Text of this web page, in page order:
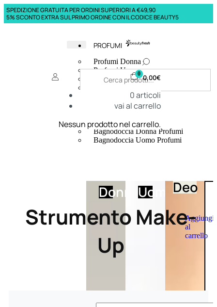
SPEDIZIONE GRATUITA PER ORDINI SUPERIORI A €49,90
5% SCONTO EXTRA SUL PRIMO ORDINE CON IL CODICE BEAUTY5
PROFUMI
Profumi Donna
Profumi Uomo
Deodoranti Donna
Corpo Donna
Corpo Uomo
Creme Mani
Bagnodoccia Donna Profumi
Bagnodoccia Uomo Profumi
DonnaUomoDeo
Aggiungi
al
carrello
0 0,00€
0articoli
vai al carrello
Nessun prodotto nel carrello.
Strumento Make-
Up